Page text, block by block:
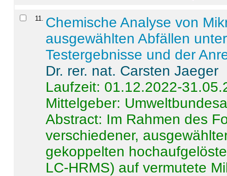
11
Chemische Analyse von
ausgewählten Abfällen
Testergebnisse und der
Dr. rer. nat. Carsten Jaeger
Laufzeit: 01.12.2022-
Mittelgeber:
Abstract: Im Rahmen des
verschiedener,
gekoppelten
LC-HRMS) auf vermutete